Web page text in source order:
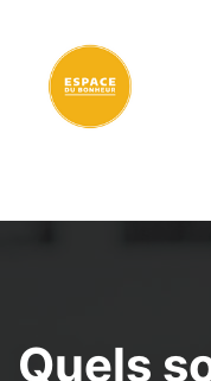
contenu
Quels